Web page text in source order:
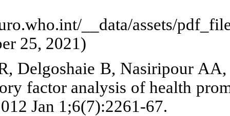
https://
19. Maleki
and
Health Med.